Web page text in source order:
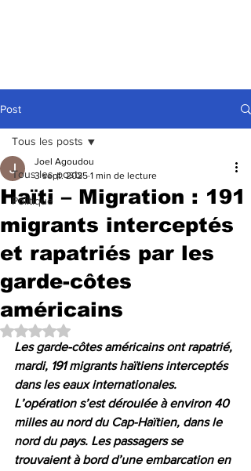
Post
Tous les posts
Politique
Tous les posts
Haïti – Migration : 191
migrants interceptés
et rapatriés par les
garde-côtes
américains
Joel Agoudou
3 sept. 2025 1 min de lecture
Noté NaN étoiles sur 5.
Les garde-côtes américains ont rapatrié,
mardi, 191 migrants haïtiens interceptés
dans les eaux internationales.
L’opération s’est déroulée à environ 40
milles au nord du Cap-Haïtien, dans le
nord du pays. Les passagers se
trouvaient à bord d’une embarcation en